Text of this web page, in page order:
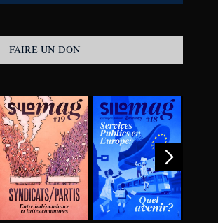
FAIRE UN DON